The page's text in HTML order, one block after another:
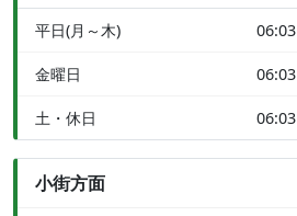
平日(月～木) 06:03
金曜日 06:03
土・休日 06:03
小街方面